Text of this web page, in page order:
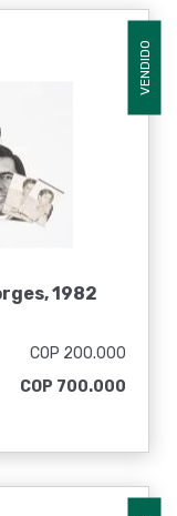
VENDIDO
1982
COP 200.000
COP 700.000